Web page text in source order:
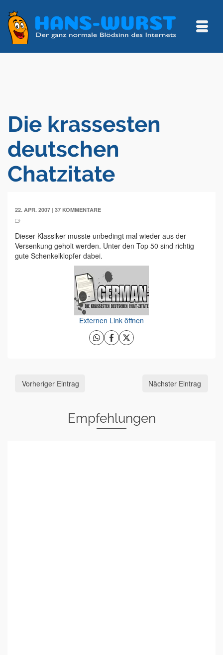
Die krassesten
deutschen
Chatzitate
22. APR. 2007 | 37 KOMMENTARE
Dieser Klassiker musste unbedingt mal wieder aus der
Versenkung geholt werden. Unter den Top 50 sind richtig
gute Schenkelklopfer dabei.
Externen Link öffnen
Vorheriger Eintrag Nächster Eintrag
Empfehlungen